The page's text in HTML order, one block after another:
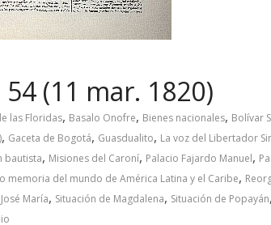
(11 mar. 1820)
las Floridas, Basalo Onofre, Bienes nacionales, Bolívar
, Gaceta de Bogotá, Guasdualito, La voz del Libertador
bautista, Misiones del Caroní, Palacio Fajardo Manuel,
memoria del mundo de América Latina y el Caribe,
María, Situación de Magdalena, Situación de Popayán,